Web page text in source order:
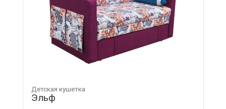
Детская кушетка
Эльф